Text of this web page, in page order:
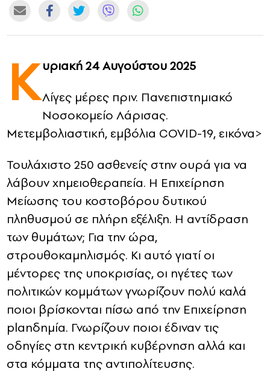
SPORTS
DIA Y NOCHE
CONTACT
ADVERTISE
Κ υριακή 24 Αυγούστου 2025
Λίγες μέρες πριν. Πανεπιστημιακό
Νοσοκομείο Λάρισας.
Μετεμβολιαστική, εμβόλια COVID-19, εικόνα>
Τουλάχιστο 250 ασθενείς στην ουρά για να
λάβουν χημειοθεραπεία. Η Επιχείρηση
Μείωσης του κοστοβόρου δυτικού
πληθυσμού σε πλήρη εξέλιξη. Η αντίδραση
των θυμάτων; Για την ώρα,
στρουθοκαμηλισμός. Κι αυτό γιατί οι
μέντορες της υποκρισίας, οι ηγέτες των
πολιτικών κομμάτων γνωρίζουν πολύ καλά
ποιοι βρίσκονται πίσω από την Επιχείρηση
planδημία. Γνωρίζουν ποιοι έδιναν τις
οδηγίες στη κεντρική κυβέρνηση αλλά και
στα κόμματα της αντιπολίτευσης.